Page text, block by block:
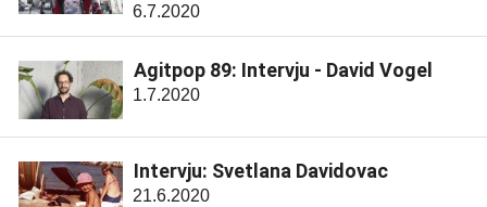
6.7.2020
Agitpop 89: Intervju - David Vogel
1.7.2020
Intervju: Svetlana Davidovac
21.6.2020